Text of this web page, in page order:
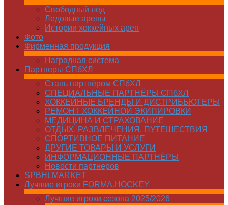
Свободный лёд
Ледовые арены
Истории хоккейных арен
Фото
Фирменная продукция
Наградная система
Партнеры СПбХЛ
Стань партнёром СПбХЛ
СПЕЦИАЛЬНЫЕ ПАРТНЁРЫ СПбХЛ
ХОККЕЙНЫЕ БРЕНДЫ И ДИСТРИБЬЮТЕРЫ
РЕМОНТ ХОККЕЙНОЙ ЭКИПИРОВКИ
МЕДИЦИНА И СТРАХОВАНИЕ
ОТДЫХ, РАЗВЛЕЧЕНИЯ, ПУТЕШЕСТВИЯ
СПОРТИВНОЕ ПИТАНИЕ
ДРУГИЕ ТОВАРЫ И УСЛУГИ
ИНФОРМАЦИОННЫЕ ПАРТНЁРЫ
Новости партнеров
SPBHLMARKET
Лучшие игроки FORMA.HOCKEY
Лучшие игроки сезона 2025/2026